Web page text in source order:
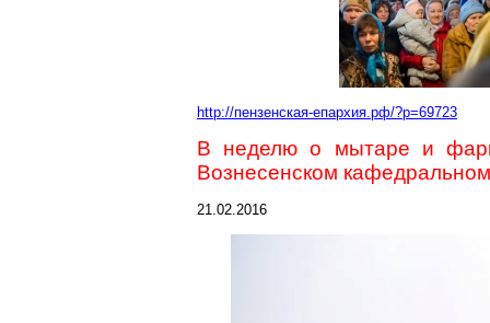
http://пензенская-епархия.рф/?p=69723
В неделю о мытаре и
Вознесенском
21.02.2016